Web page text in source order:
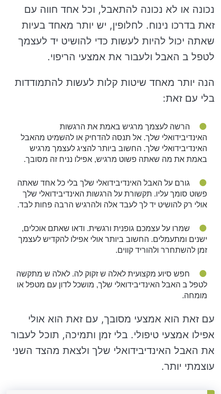
נכונה או לא נכונה להתאבל, וכל אחד חווה עם
זאת בדרכו נינוח. לחלופין, יש יותר מאחד בעיות
שאתה יכול להיות לעשות כדי להושיט יד לעצמך
לטפל ב האבל ולעבור את אמצעי הריפוי.
הנה יותר מאחד שיטות קלות לעשות להתמודדות
בלי עם זאת:
הרשה לעצמך מרגיש באמת את הרגשות
האינדיבידואלי שלך. אל תנסה להדחיק או להשמיט מהאבל
האינדיבידואלי שלך. החשוב ביותר להציג לעצמך מרגיש
באמת את מה שאתה פשוט מרגיש, אפילו נניח זה מסובך.
גורם על האבל האינדיבידואלי שלך בלי כל אחד שאתה
פשוט סומך עליו. תקשורת על הרגשות האינדיבידואלי שלך
אולי רק להושיט יד לך לעבד אלה ולהרגיש הרבה פחות לבד.
שמרו על עצמכם גופנית ורגשית. ודאו שאתם אוכלים,
ישנים ומתעמלים. החשוב ביותר אולי אפילו להקדיש לעצמך
זמן להשתחרר ולהוריד קווים.
חפש סיוע מקצועית לאלה ש זקוק לה. לאלה ש מתקשה
לטפל ב האבל האינדיבידואלי שלך, מושכל לדון עם מטפל או
מומחה.
עם זאת הוא אמצעי מסובך, עם זאת הוא אולי
אפילו אמצעי טיפולי. בלי זמן ותמיכה, תוכל לעבור
את האבל האינדיבידואלי שלך ולצאת מהצד השני
עוצמתי יותר.